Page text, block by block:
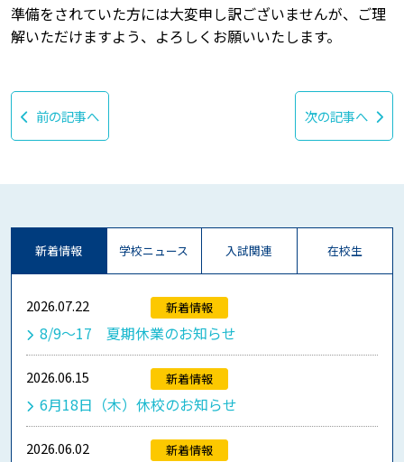
準備をされていた方には大変申し訳ございませんが、ご理
解いただけますよう、よろしくお願いいたします。
前の記事へ 次の記事へ
新着情報 学校ニュース 入試関連 在校生
2026.07.22 新着情報
8/9～17 夏期休業のお知らせ
2026.06.15 新着情報
6月18日（木）休校のお知らせ
2026.06.02 新着情報